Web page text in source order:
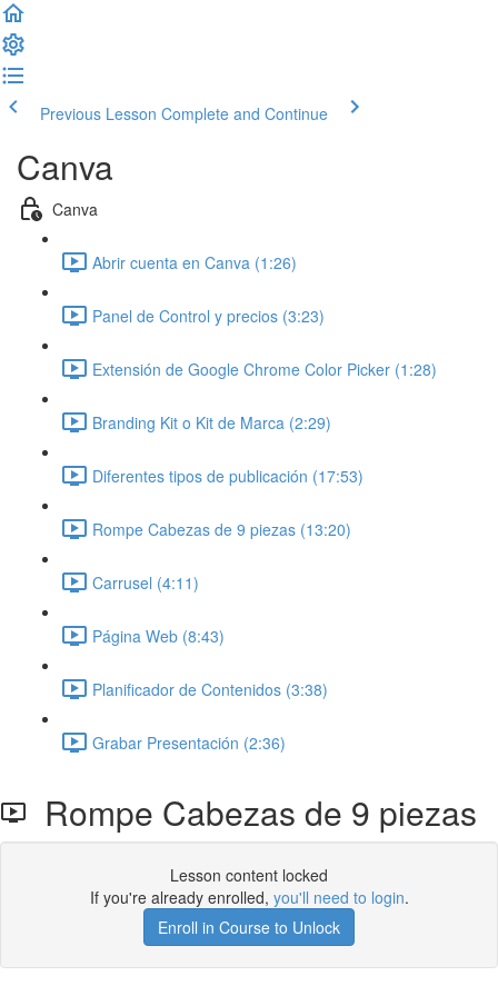
Previous Lesson Complete and Continue
Canva
Canva
Abrir cuenta en Canva (1:26)
Panel de Control y precios (3:23)
Extensión de Google Chrome Color Picker (1:28)
Branding Kit o Kit de Marca (2:29)
Diferentes tipos de publicación (17:53)
Rompe Cabezas de 9 piezas (13:20)
Carrusel (4:11)
Página Web (8:43)
Planificador de Contenidos (3:38)
Grabar Presentación (2:36)
Rompe Cabezas de 9 piezas
Lesson content locked
If you're already enrolled, you'll need to login.
Enroll in Course to Unlock